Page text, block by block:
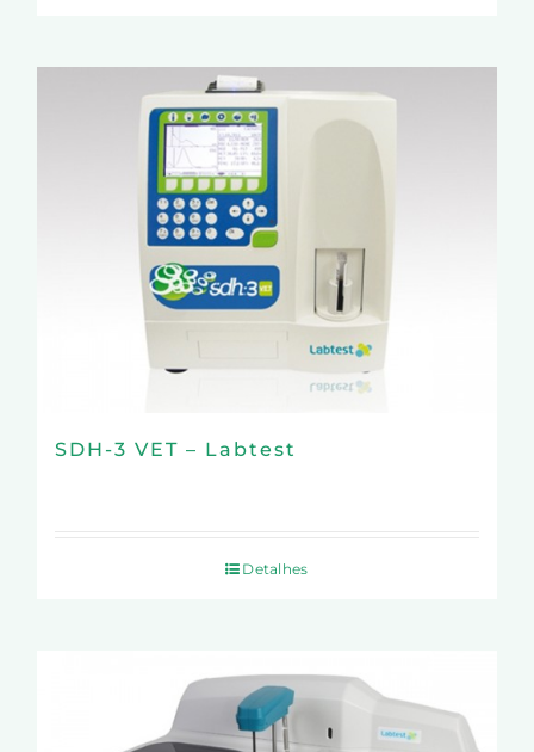
SDH-3 VET – Labtest
Detalhes